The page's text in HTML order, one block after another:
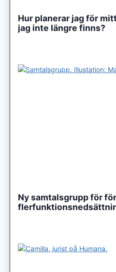
Hur planerar jag för
jag inte längre finns?
Ny samtalsgrupp för